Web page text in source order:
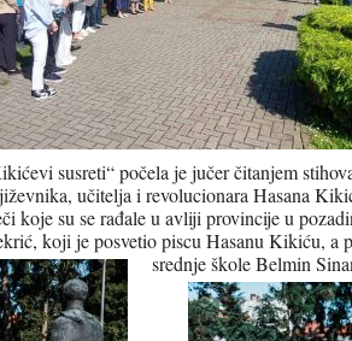
susreti“ počela je jučer čitanjem
učitelja i revolucionara Hasana
koje su se rađale u avliji provincije u
koji je posvetio piscu Hasanu Kikiću, a
srednje škole Belmin